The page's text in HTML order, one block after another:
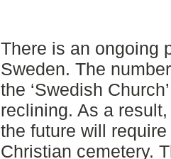
There is an ongoing
Sweden. The
the ‘Swedish
reclining. As a
the future will
Christian cemetery.